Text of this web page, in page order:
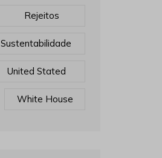
Rejeitos
Sustentabilidade
United Stated
White House